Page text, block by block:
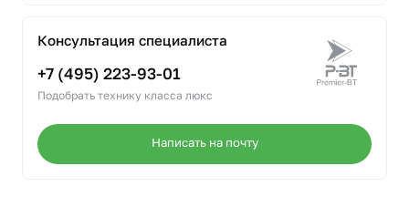
Консультация специалиста
+7 (495) 223-93-01
Подобрать технику класса люкс
Написать на почту